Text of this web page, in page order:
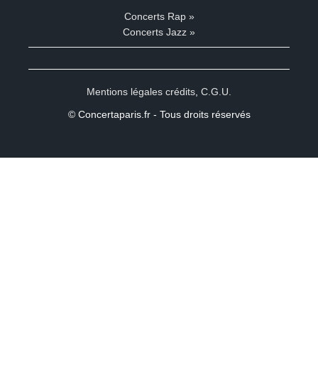
Concerts Rap »
Concerts Jazz »
Mentions légales crédits C.G.U.
© Concertaparis.fr - Tous droits réservés